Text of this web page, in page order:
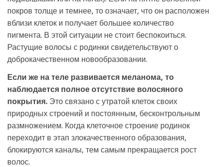
покров толще и темнее, то означает, что он расположен
вблизи клеток и получает большее количество
пигмента. В этой ситуации не стоит беспокоиться.
Растущие волосы с родинки свидетельствуют о
доброкачественном новообразовании.
Если же на теле развивается меланома, то
наблюдается полное отсутствие волосяного
покрытия. Это связано с утратой клеток своих
природных строений и постоянным, бесконтрольным
размножением. Когда клеточное строение родинок
переходит в этап злокачественного образования,
блокируются каналы, тем самым прекращается рост
волос.